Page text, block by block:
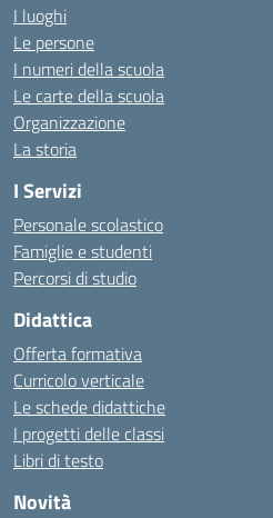
I luoghi
Le persone
I numeri della scuola
Le carte della scuola
Organizzazione
La storia
I Servizi
Personale scolastico
Famiglie e studenti
Percorsi di studio
Didattica
Offerta formativa
Curricolo verticale
Le schede didattiche
I progetti delle classi
Libri di testo
Novità